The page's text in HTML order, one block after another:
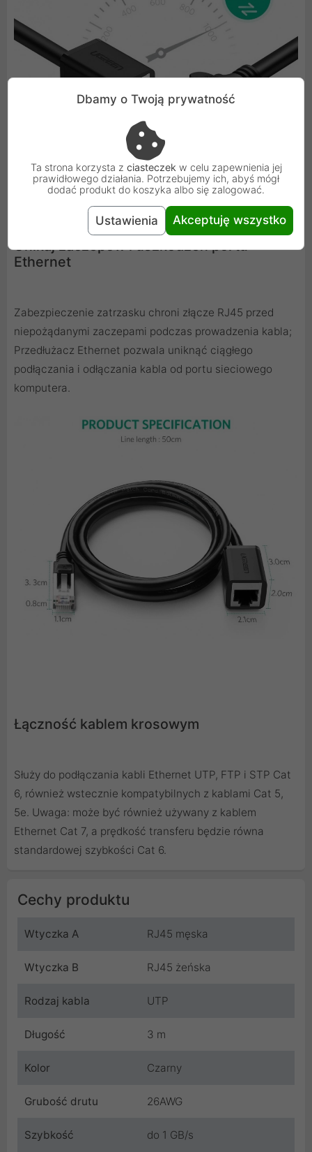
Unikaj zaczepów i uszkodzeń portu
Ethernet
Zabezpieczenie zatrzasku chroni złącze RJ45 przed
niepożądanymi zaczepami podczas prowadzenia kabla;
Przedłużacz Ethernet pozwala uniknąć ciągłego
podłączania i odłączania kabla od portu sieciowego
komputera.
Łączność kablem krosowym
Służy do podłączania kabli Ethernet UTP, FTP i STP Cat
6, również wstecznie kompatybilnych z kablami Cat 5,
5e. Uwaga: może być również używany z kablem
Ethernet Cat 7, a prędkość transferu będzie równa
standardowej szybkości Cat 6.
Cechy produktu
Wtyczka A RJ45 męska
Wtyczka B RJ45 żeńska
Rodzaj kabla UTP
Długość 3 m
Kolor Czarny
Grubość drutu 26AWG
Szybkość do 1 GB/s
Dbamy o Twoją prywatność
Ta strona korzysta z ciasteczek w celu zapewnienia jej
prawidłowego działania. Potrzebujemy ich, abyś mógł
dodać produkt do koszyka albo się zalogować.
Ustawienia Akceptuję wszystko